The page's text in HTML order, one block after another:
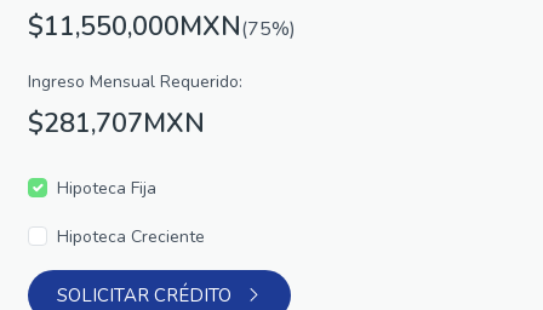
$11,550,000MXN(75%)
Ingreso Mensual Requerido:
$281,707MXN
Hipoteca Fija
Hipoteca Creciente
SOLICITAR CRÉDITO